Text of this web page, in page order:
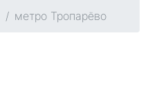
метро Тропарёво